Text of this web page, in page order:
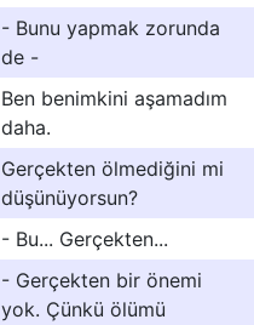
- Bunu yapmak zorunda
de -
Ben benimkini aşamadım
daha.
Gerçekten ölmediğini mi
düşünüyorsun?
- Bu... Gerçekten...
- Gerçekten bir önemi
yok. Çünkü ölümü